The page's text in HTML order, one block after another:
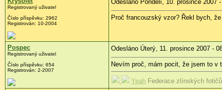
Registrovaný uživatel
Číslo příspěvku: 2962
Registrován: 10-2004
Odesláno Pondělí, 10. prosince 2007
Proč francouzský vzor? Řekl bych,
Pospec
Registrovaný uživatel
Číslo příspěvku: 654
Registrován: 2-2007
Odesláno Úterý, 11. prosince 2007 -
Nevím proč, mám pocit, že jsem to v
Yeah Federace zlínských